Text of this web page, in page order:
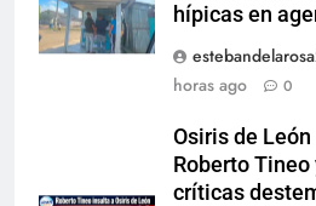
hípicas en
horas ago
0
Osiris de
Roberto Tineo
críticas